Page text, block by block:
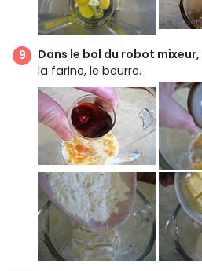
Dans le bol du robot mixeur,
la farine, le beurre.